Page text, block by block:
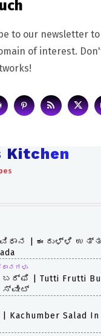
to our newsletter
of interest.
Kitchen
| ಈರುಳ್ಳಿ
| Tutti Frutti
Salad In